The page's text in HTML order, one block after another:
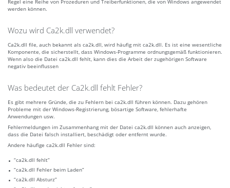
Regel eine Reihe von Prozeduren und Treiberfunktionen, die von Windows angewendet
werden können.
Wozu wird Ca2k.dll verwendet?
Ca2k.dll file, auch bekannt als ca2k.dll, wird häufig mit ca2k.dll. Es ist eine wesentliche
Komponente, die sicherstellt, dass Windows-Programme ordnungsgemäß funktionieren.
Wenn also die Datei ca2k.dll fehlt, kann dies die Arbeit der zugehörigen Software
negativ beeinflussen
Was bedeutet der Ca2k.dll fehlt Fehler?
Es gibt mehrere Gründe, die zu Fehlern bei ca2k.dll führen können. Dazu gehören
Probleme mit der Windows-Registrierung, bösartige Software, fehlerhafte
Anwendungen usw.
Fehlermeldungen im Zusammenhang mit der Datei ca2k.dll können auch anzeigen,
dass die Datei falsch installiert, beschädigt oder entfernt wurde.
Andere häufige ca2k.dll Fehler sind:
“ca2k.dll fehlt”
“ca2k.dll Fehler beim Laden”
“ca2k.dll Absturz”